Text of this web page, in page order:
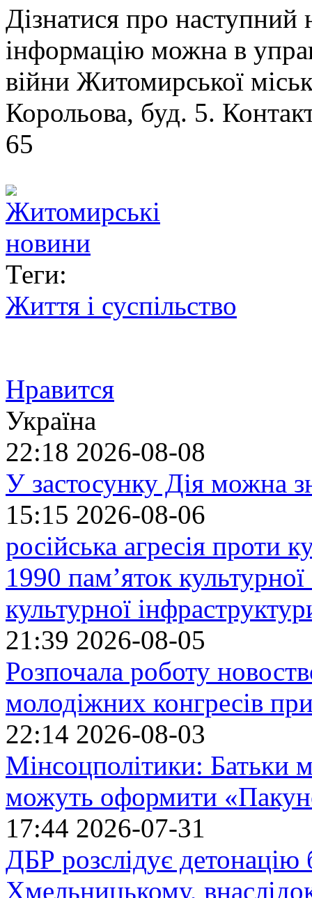
Дізнатися про наступний
інформацію можна в
війни Житомирської
Корольова, буд. 5.
65
Теги:
Життя і суспільство
Нравится
Україна
22:18 2026-08-08
У застосунку Дія можна
15:15 2026-08-06
російська агресія проти
1990 пам’яток
культурної
21:39 2026-08-05
Розпочала роботу
молодіжних конгресів
22:14 2026-08-03
Мінсоцполітики: Батьки
можуть оформити
17:44 2026-07-31
ДБР розслідує детонацію
Хмельницькому,